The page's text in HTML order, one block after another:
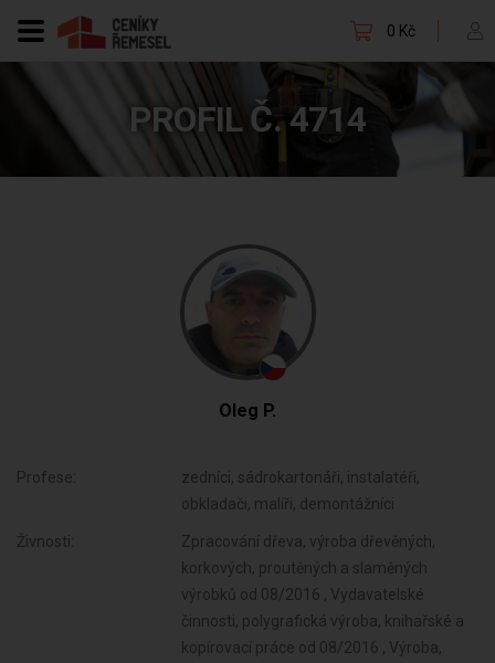
0 Kč
PROFIL Č. 4714
Oleg P.
Profese:
zedníci, sádrokartonáři, instalatéři,
obkladači, malíři, demontážníci
Živnosti: Zpracování dřeva, výroba dřevěných, korkových, proutěných a slaměných výrobků od 08/2016 , Vydavatelské činnosti, polygrafická výroba, knihařské a kopírovací práce od 08/2016 , Výroba, rozmnožování, distribuce, prodej, pronájem zvukových a zvukově-obrazových záznamů a výroba nenahraných nosičů údajů a záznamů od 08/2016 , Výroba koksu, surového dehtu a jiných pevných paliv od 08/2016 , Výroba hnojiv od 08/2016 , Povrchové úpravy a svařování kovů a dalších materiálů od 08/2016 , Výroba chemických látek a chemických směsí nebo předmětů a kosmetických přípravků od 08/2016 , Výroba plastových a pryžových výrobků od 08/2016 , Výroba stavebních hmot, porcelánových, keramických a sádrových výrobků od 08/2016 , Výroba brusiv a ostatních minerálních nekovových výrobků od 08/2016 , Broušení technického a šperkového kamene od 08/2016 , Výroba a hutní zpracování železa, drahých a neželezných kovů a jejich slitin od 08/2016 , Výroba kovových konstrukcí a kovodělných výrobků od 08/2016 , Umělecko-řemeslné zpracování kovů od 08/2016 , Výroba měřicích, zkušebních, navigačních, optických a fotografických přístrojů a zařízení od 08/2016 , Výroba elektronických součástek, elektrických zařízení a výroba a opravy elektrických strojů, přístrojů a elektronických zařízení pracujících na malém napětí od 08/2016 , Výroba motorových a přípojných vozidel a karoserií od 08/2016 , Výroba a opravy zdrojů ionizujícího záření od 08/2016 , Výroba školních a kancelářských potřeb, kromě výrobků z papíru, výroba bižuterie, kartáčnického a konfekčního zboží, deštníků, upomínkových předmětů od 08/2016 , Výroba dalších výrobků zpracovatelského průmyslu od 08/2016 , Provozování vodovodů a kanalizací a úprava a rozvod vody od 08/2016 , Nakládání s odpady (vyjma nebezpečných) od 08/2016 , Přípravné a dokončovací stavební práce, specializované stavební činnosti od 08/2016 , Sklenářské práce, rámování a paspartování od 08/2016 , Zprostředkování obchodu a služeb od 08/2016 , Velkoobchod a maloobchod od 08/2016 , Zastavárenská činnost a maloobchod s použitým zbožím od 08/2016 , Údržba motorových vozidel a jejich příslušenství od 08/2016 , Výroba neelektrických zařízení pro domácnost od 08/2016 , Výroba strojů a zařízení od 08/2016 , Výroba, vývoj, projektování, zkoušky, instalace, údržba, opravy, modifikace a konstrukční změny letadel, motorů letadel, vrtulí, letadlových částí a zařízení a leteckých pozemních zařízení od 08/2016 , Výroba drážních hnacích vozidel a drážních vozidel na dráze tramvajové, trolejbusové a lanové a železničního parku od 08/2016 , Výroba jízdních kol, vozíků pro invalidy a jiných nemotorových dopravních prostředků od 08/2016 , Výroba a opravy čalounických výrobků od 08/2016 , Výroba zdravotnických prostředků od 08/2016 , Potrubní a pozemní doprava (vyjma železniční a silniční motorové dopravy) od 08/2016 , Skladování, balení zboží, manipulace s nákladem a technické činnosti v dopravě od 08/2016 , Zasilatelství a zastupování v celním řízení od 08/2016 , Poskytování software, poradenství v oblasti informačních technologií, zpracování dat, hostingové a související činnosti a webové portály od 08/2016 , Ubytovací služby od 08/2016 , Projektování pozemkových úprav od 08/2016 , Příprava a vypracování technických návrhů, grafické a kresličské práce od 08/2016 , Návrhářská, designérská, aranžérská činnost a modeling od 08/2016 , Překladatelská a tlumočnická činnost od 08/2016 , Provozování cestovní agentury a průvodcovská činnost v oblasti cestovního ruchu od 08/2016 , Mimoškolní výchova a vzdělávání, pořádání kurzů, školení, včetně lektorské činnosti od 08/2016 , Činnost informačních a zpravodajských kanceláří od 08/2016 , Pronájem a půjčování věcí movitých od 08/2016 , Poradenská a konzultační činnost, zpracování odborných studií a posudků od 08/2016 , Projektování elektrických zařízení od 08/2016 , Výzkum a vývoj v oblasti přírodních a technických věd nebo společenských věd od 08/2016 , Reklamní činnost, marketing, mediální zastoupení